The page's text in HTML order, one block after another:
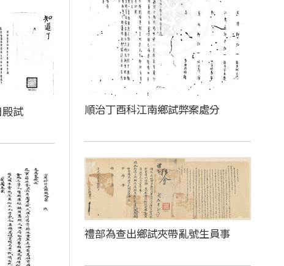
順治丁酉科江南鄉試弊案處分
試
禮部為查出鄉試夾帶亂號生員事